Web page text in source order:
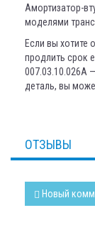
Амортизатор-
моделями
Если вы хотите
продлить срок
007.03.10.026А
деталь, вы
ОТЗЫВЫ
Новый